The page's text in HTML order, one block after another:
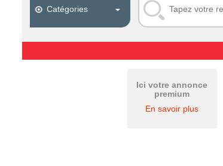
Ici votre annonce
premium
En savoir plus